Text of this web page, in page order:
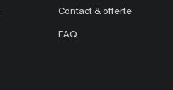
Contact & offerte
FAQ